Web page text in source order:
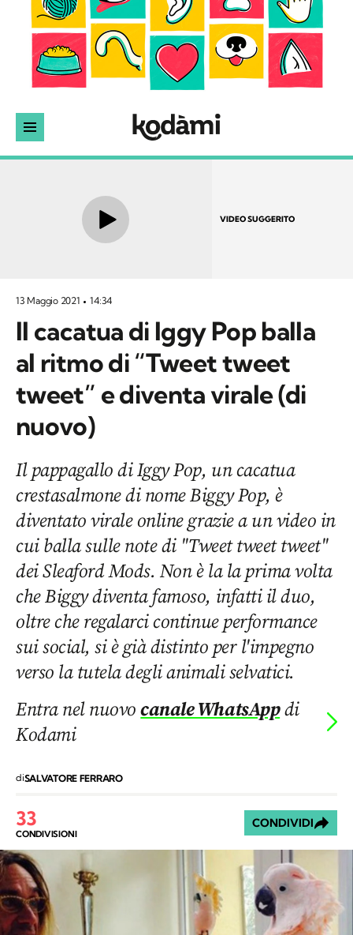
VIDEO SUGGERITO
13 Maggio 2021 14:34
Il cacatua di Iggy Pop balla
al ritmo di “Tweet tweet
tweet” e diventa virale (di
nuovo)
Il pappagallo di Iggy Pop, un cacatua
crestasalmone di nome Biggy Pop, è
diventato virale online grazie a un video in
cui balla sulle note di "Tweet tweet tweet"
dei Sleaford Mods. Non è la la prima volta
che Biggy diventa famoso, infatti il duo,
oltre che regalarci continue performance
sui social, si è già distinto per l'impegno
verso la tutela degli animali selvatici.
Entra nel nuovocanale WhatsAppdi
Kodami
diSALVATORE FERRARO
33
CONDIVISIONI
CONDIVIDI